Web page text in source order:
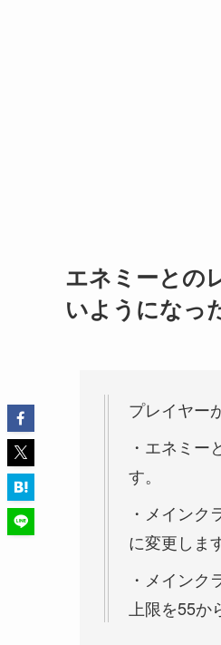
エネミーとの
いようになっ
プレイヤー
・エネミ
す。
・メイン
に変更します
・メイン
上限を55か